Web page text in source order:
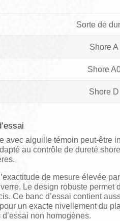
Sorte de
Shore A
Shore
Shore D
avec aiguille témoin peut-être
au contrôle de dureté
de mesure élevée
Le design robuste permet
Ce banc d’essai contient
un exacte nivellement du
non homogènes.